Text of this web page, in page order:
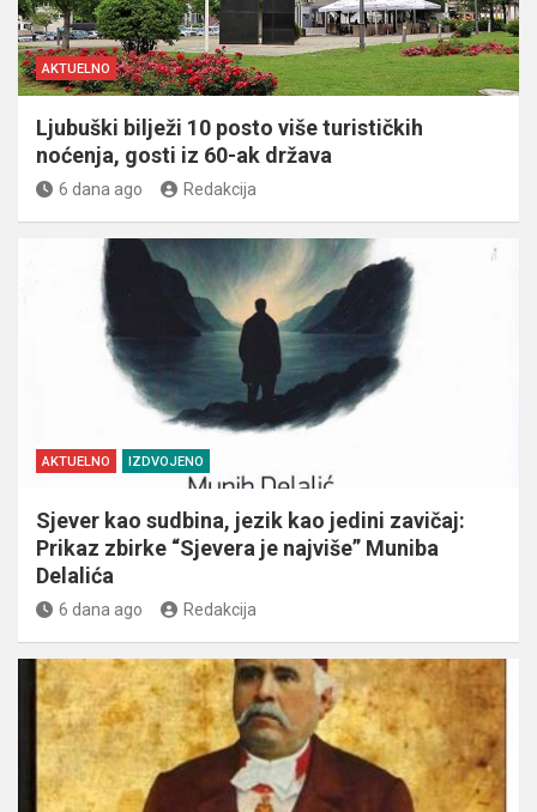
AKTUELNO
Ljubuški bilježi 10 posto više turističkih
noćenja, gosti iz 60-ak država
6 dana ago Redakcija
AKTUELNO IZDVOJENO
Sjever kao sudbina, jezik kao jedini zavičaj:
Prikaz zbirke “Sjevera je najviše” Muniba
Delalića
6 dana ago Redakcija